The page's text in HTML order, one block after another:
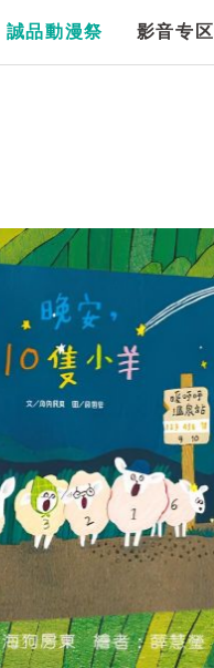
誠品動漫祭 影音专区